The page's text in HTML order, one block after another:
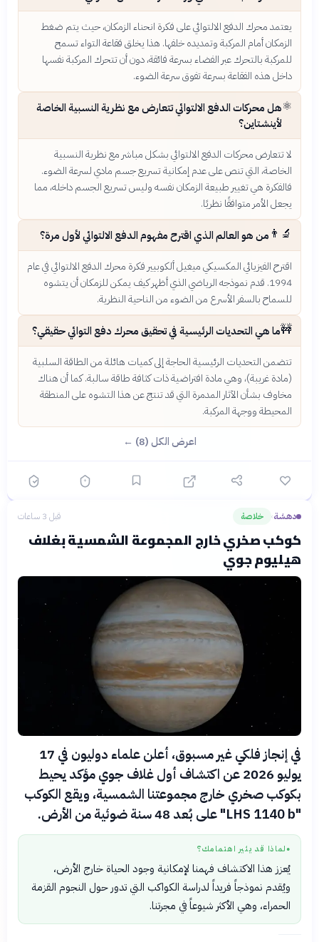
يعتمد محرك الدفع الالتوائي على فكرة انحناء الزمكان، حيث يتم ضغط
الزمكان أمام المركبة وتمديده خلفها. هذا يخلق فقاعة التواء تسمح
للمركبة بالتحرك عبر الفضاء بسرعة فائقة، دون أن تتحرك المركبة نفسها
داخل هذه الفقاعة بسرعة تفوق سرعة الضوء.
⚛️هل محركات الدفع الالتوائي تتعارض مع نظرية النسبية الخاصة
لأينشتاين؟
لا تتعارض محركات الدفع الالتوائي بشكل مباشر مع نظرية النسبية
الخاصة، التي تنص على عدم إمكانية تسريع جسم مادي لسرعة الضوء.
فالفكرة هي تغيير طبيعة الزمكان نفسه وليس تسريع الجسم داخله، مما
يجعل الأمر متوافقًا نظريًا.
👨‍🔬 من هو العالم الذي اقترح مفهوم الدفع الالتوائي لأول مرة؟
اقترح الفيزيائي المكسيكي ميغيل ألكوبيير فكرة محرك الدفع الالتوائي في عام
1994. قدم نموذجه الرياضي الذي أظهر كيف يمكن للزمكان أن يتشوه
للسماح بالسفر الأسرع من الضوء من الناحية النظرية.
🚧ما هي التحديات الرئيسية في تحقيق محرك دفع التوائي حقيقي؟
تتضمن التحديات الرئيسية الحاجة إلى كميات هائلة من الطاقة السلبية
(مادة غريبة)، وهي مادة افتراضية ذات كثافة طاقة سالبة. كما أن هناك
مخاوف بشأن الآثار المدمرة التي قد تنتج عن هذا التشوه على المنطقة
المحيطة ووجهة المركبة.
اعرض الكل (8) ←
دهشة› خلاصة قبل 3 ساعات
كوكب صخري خارج المجموعة الشمسية بغلاف
هيليوم جوي
في إنجاز فلكي غير مسبوق، أعلن علماء دوليون في 17
يوليو 2026 عن اكتشاف أول غلاف جوي مؤكد يحيط
بكوكب صخري خارج مجموعتنا الشمسية، ويقع الكوكب
"LHS 1140 b" على بُعد 48 سنة ضوئية من الأرض.
● لماذا قد يثير اهتمامك؟
يُعزز هذا الاكتشاف فهمنا لإمكانية وجود الحياة خارج الأرض،
ويُقدم نموذجاً فريداً لدراسة الكواكب التي تدور حول النجوم القزمة
الحمراء، وهي الأكثر شيوعاً في مجرتنا.